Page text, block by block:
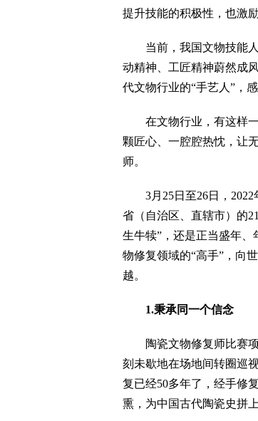
提升技能的积极性，也激
当前，我国文物技能人
动精神、工匠精神蔚然成
代文物行业的“手艺人”，
在文物行业，有这样一
颗匠心、一腔腔热忱，让
师。
3月25日至26日，2022
省（自治区、直辖市）的
生牛犊”，还是正当盛年
物修复领域的“高手”，向
越。
1.秉承同一个信念
陶瓷文物修复师比赛项
刻未歇地在场地间转圈巡
复已经50多年了，经手修
熏，为中国古代陶瓷史拼